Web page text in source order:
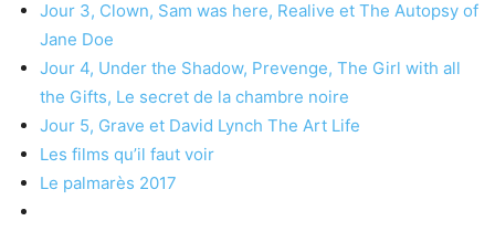
Jour 3, Clown, Sam was here, Realive et The Autopsy of
Jane Doe
Jour 4, Under the Shadow, Prevenge, The Girl with all
the Gifts, Le secret de la chambre noire
Jour 5, Grave et David Lynch The Art Life
Les films qu’il faut voir
Le palmarès 2017